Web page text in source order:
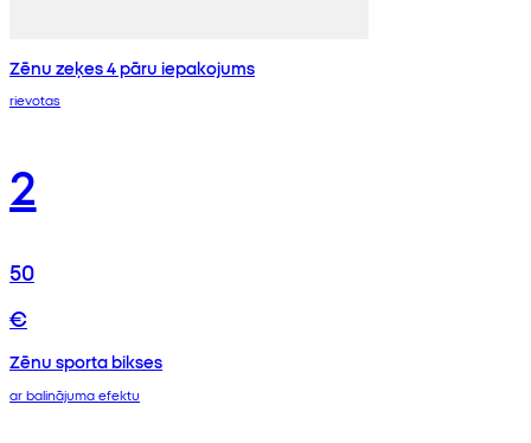
Zēnu zeķes 4 pāru iepakojums
rievotas
2
50
€
Zēnu sporta bikses
ar balinājuma efektu